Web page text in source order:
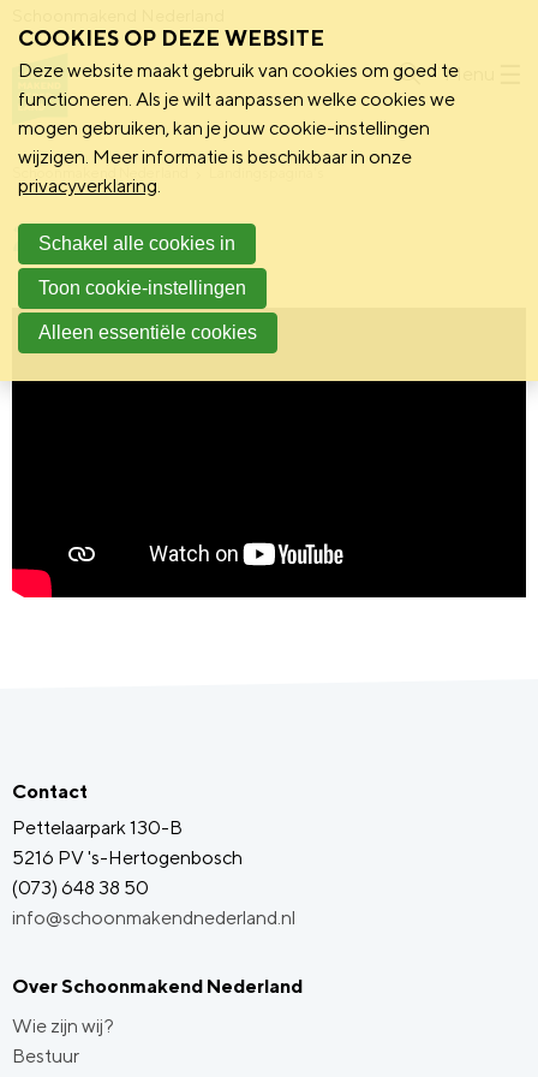
Menu
Schoonmakend Nederland
2024
Contact
Pettelaarpark 130-B
5216 PV 's-Hertogenbosch
(073) 648 38 50
info@schoonmakendnederland.nl
Over Schoonmakend Nederland
Wie zijn wij?
Bestuur
COOKIES OP DEZE WEBSITE
Deze website maakt gebruik van cookies om goed te
functioneren. Als je wilt aanpassen welke cookies we
mogen gebruiken, kan je jouw cookie-instellingen
wijzigen. Meer informatie is beschikbaar in onze
privacyverklaring.
Schakel alle cookies in
Toon cookie-instellingen
Alleen essentiële cookies